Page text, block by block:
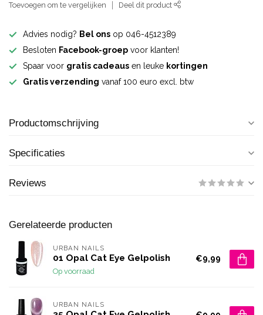
Toevoegen om te vergelijken Deel dit product
Advies nodig? Bel ons op 046-4512389
Besloten Facebook-groep voor klanten!
Spaar voor gratis cadeaus en leuke kortingen
Gratis verzending vanaf 100 euro excl. btw
Productomschrijving
Specificaties
Reviews
Gerelateerde producten
URBAN NAILS
01 Opal Cat Eye Gelpolish
Op voorraad
€9,99
URBAN NAILS